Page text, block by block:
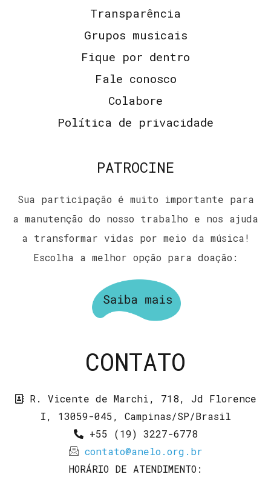
Transparência
Grupos musicais
Fique por dentro
Fale conosco
Colabore
Política de privacidade
PATROCINE
Sua participação é muito importante para
a manutenção do nosso trabalho e nos ajuda
a transformar vidas por meio da música!
Escolha a melhor opção para doação:
CONTATO
R. Vicente de Marchi, 718, Jd Florence
I, 13059-045, Campinas/SP/Brasil
+55 (19) 3227-6778
contato@anelo.org.br
HORÁRIO DE ATENDIMENTO: